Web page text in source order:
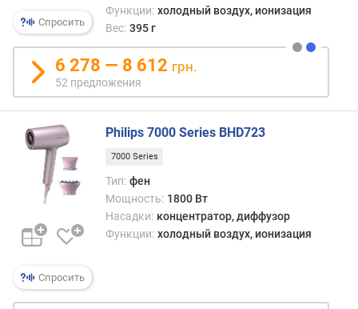
л
а
с
т
и
н
(
м
м
р
я
н
Спросить
Функции: холодный воздух, ионизация
Вес: 395 г
6 278 — 8 612 грн.
52 предложения
Спросить
Philips 7000 Series BHD723
7000 Series
Тип: фен
Мощность: 1800 Вт
Насадки: концентратор, диффузор
Функции: холодный воздух, ионизация